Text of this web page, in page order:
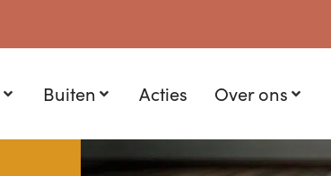
Buiten Acties Over ons